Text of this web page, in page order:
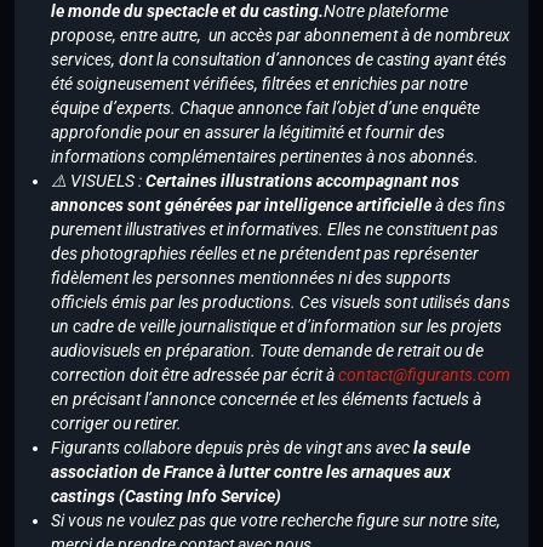
le monde du spectacle et du casting.Notre plateforme
propose, entre autre, un accès par abonnement à de nombreux
services, dont la consultation d’annonces de casting ayant étés
été soigneusement vérifiées, filtrées et enrichies par notre
équipe d’experts. Chaque annonce fait l’objet d’une enquête
approfondie pour en assurer la légitimité et fournir des
informations complémentaires pertinentes à nos abonnés.
⚠️ VISUELS :Certaines illustrations accompagnant nos
annonces sont générées par intelligence artificielleà des fins
purement illustratives et informatives. Elles ne constituent pas
des photographies réelles et ne prétendent pas représenter
fidèlement les personnes mentionnées ni des supports
officiels émis par les productions. Ces visuels sont utilisés dans
un cadre de veille journalistique et d’information sur les projets
audiovisuels en préparation. Toute demande de retrait ou de
correction doit être adressée par écrit àcontact@figurants.com
en précisant l’annonce concernée et les éléments factuels à
corriger ou retirer.
Figurants collabore depuis près de vingt ans avecla seule
association de France à lutter contre les arnaques aux
castings (Casting Info Service)
Si vous ne voulez pas que votre recherche figure sur notre site,